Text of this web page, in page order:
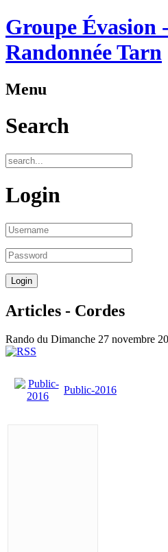
Groupe Évasion
Randonnée Tarn
Menu
Search
Login
Articles - Cordes
Rando du Dimanche 27 novembre
Public-2016